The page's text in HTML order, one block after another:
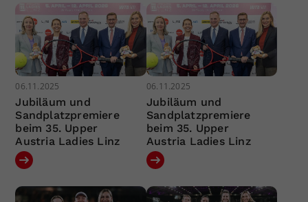
06.11.2025
Jubiläum und
Sandplatzpremiere
beim 35. Upper
Austria Ladies Linz
06.11.2025
Jubiläum und
Sandplatzpremiere
beim 35. Upper
Austria Ladies Linz